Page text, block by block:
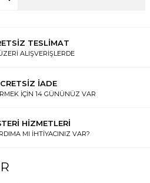
TESLİMAT
ALIŞVERİŞLERDE
İADE
İÇİN 14 GÜNÜNÜZ VAR
HİZMETLERİ
MI İHTİYACINIZ VAR?